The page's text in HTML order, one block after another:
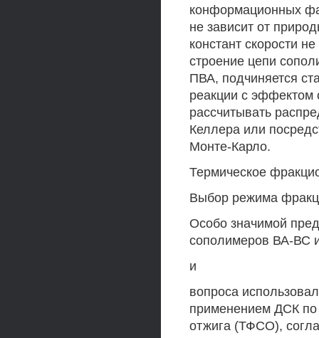
конформационных
не зависит от
констант скорости
строение цепи
ПВА, подчиняется
реакции с эффектом
рассчитывать
Келлера или
Монте-Карло.
Термическое
Выбор режима
Особо значимой
сополимеров ВА-ВС
и
вопроса
применением ДСК по
отжига (ТФСО),